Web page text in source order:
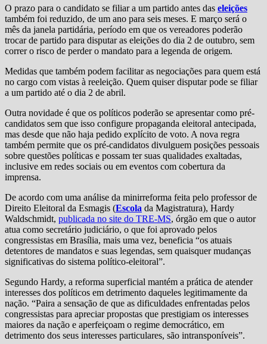
O prazo para o candidato se filiar a um partido antes das eleições
também foi reduzido, de um ano para seis meses. E março será o
mês da janela partidária, período em que os vereadores poderão
trocar de partido para disputar as eleições do dia 2 de outubro, sem
correr o risco de perder o mandato para a legenda de origem.
Medidas que também podem facilitar as negociações para quem está
no cargo com vistas à reeleição. Quem quiser disputar pode se filiar
a um partido até o dia 2 de abril.
Outra novidade é que os políticos poderão se apresentar como pré-
candidatos sem que isso configure propaganda eleitoral antecipada,
mas desde que não haja pedido explícito de voto. A nova regra
também permite que os pré-candidatos divulguem posições pessoais
sobre questões políticas e possam ter suas qualidades exaltadas,
inclusive em redes sociais ou em eventos com cobertura da
imprensa.
De acordo com uma análise da minirreforma feita pelo professor de
Direito Eleitoral da Esmagis (Escola da Magistratura), Hardy
Waldschmidt, publicada no site do TRE-MS, órgão em que o autor
atua como secretário judiciário, o que foi aprovado pelos
congressistas em Brasília, mais uma vez, beneficia “os atuais
detentores de mandatos e suas legendas, sem quaisquer mudanças
significativas do sistema político-eleitoral”.
Segundo Hardy, a reforma superficial mantém a prática de atender
interesses dos políticos em detrimento daqueles legitimamente da
nação. “Paira a sensação de que as dificuldades enfrentadas pelos
congressistas para apreciar propostas que prestigiam os interesses
maiores da nação e aperfeiçoam o regime democrático, em
detrimento dos seus interesses particulares, são intransponíveis”.